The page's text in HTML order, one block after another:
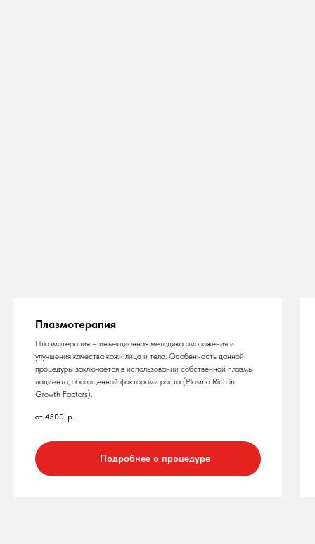
Плазмотерапия
Плазмотерапия – инъекционная методика омоложения и
улучшения качества кожи лица и тела. Особенность данной
процедуры заключается в использовании собственной плазмы
пациента, обогащенной факторами роста (Plasma Rich in
Growth Factors).
от 4500 р.
Подробнее о процедуре